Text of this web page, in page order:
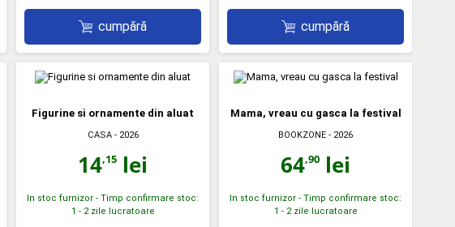
cumpără cumpără
Figurine si ornamente din aluat
CASA- 2026
14,15 lei
In stoc furnizor - Timp confirmare stoc:
1 - 2 zile lucratoare
Mama, vreau cu gasca la festival
BOOKZONE - 2026
64,90 lei
In stoc furnizor - Timp confirmare stoc:
1 - 2 zile lucratoare